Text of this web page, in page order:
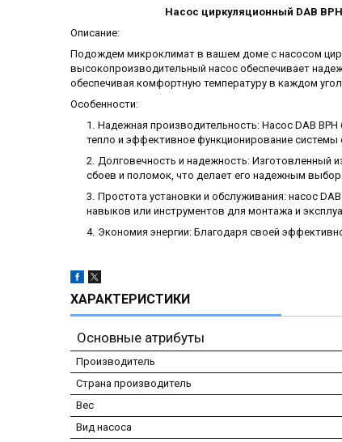
Насос циркуляционный DAB
Описание:
Подождем микроклимат в вашем доме с насосом
высокопроизводительный насос обеспечивает
обеспечивая комфортную температуру в каждом
Особенности:
Надежная производительность: Насос DAB
тепло и эффективное функционирование
Долговечность и надежность: Изготовленный
сбоев и поломок, что делает его надежным
Простота установки и обслуживания: насос
навыков или инструментов для монтажа и
Экономия энергии: Благодаря своей
ХАРАКТЕРИСТИКИ
Основные атрибуты
Производитель
Страна производитель
Вес
Вид насоса